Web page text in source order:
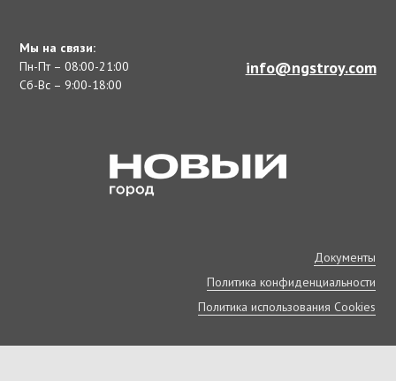
Мы на связи:
Пн-Пт – 08:00-21:00
Сб-Вс – 9:00-18:00
info@ngstroy.com
Документы
Политика конфиденциальности
Политика использования Cookies